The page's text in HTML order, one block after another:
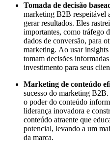
Tomada de decisão
marketing B2B respeitável
gerar resultados. Eles
importantes, como tráfego
dados de conversão, para
marketing. Ao usar insights
tomam decisões
investimento para seus
Marketing de conteúdo
sucesso do marketing
o poder do conteúdo
liderança inovadora e
conteúdo atraente que
potencial, levando a um
da marca.